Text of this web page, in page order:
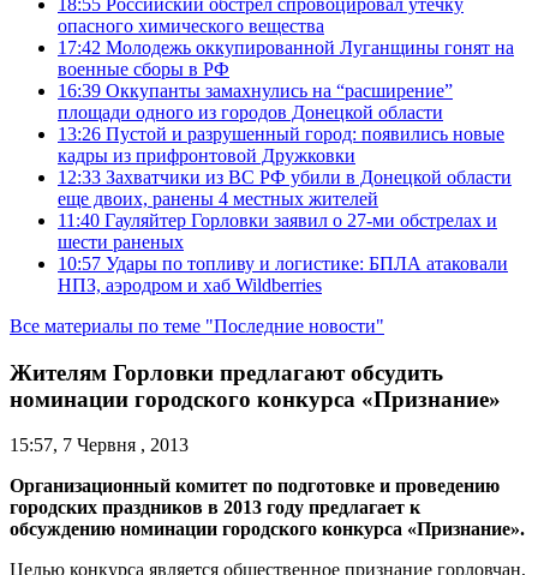
опасного химического вещества
17:42 Молодежь оккупированной Луганщины гонят на
военные сборы в РФ
16:39 Оккупанты замахнулись на “расширение”
площади одного из городов Донецкой области
13:26 Пустой и разрушенный город: появились новые
кадры из прифронтовой Дружковки
12:33 Захватчики из ВС РФ убили в Донецкой области
еще двоих, ранены 4 местных жителей
11:40 Гауляйтер Горловки заявил о 27-ми обстрелах и
шести раненых
10:57 Удары по топливу и логистике: БПЛА атаковали
НПЗ, аэродром и хаб Wildberries
Все материалы по теме "Последние новости"
Жителям Горловки предлагают обсудить
номинации городского конкурса «Признание»
15:57, 7 Червня , 2013
Организационный комитет по подготовке и проведению
городских праздников в 2013 году предлагает к
обсуждению номинации городского конкурса «Признание».
Целью конкурса является общественное признание горловчан,